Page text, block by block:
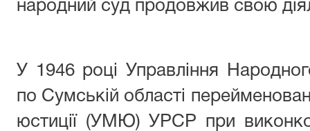
народний суд продовжив свою
У 1946 році Управління
по Сумській області
юстиції (УМЮ) УРСР при